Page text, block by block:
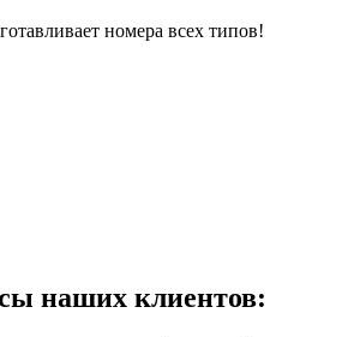
номера всех типов!
наших клиентов: